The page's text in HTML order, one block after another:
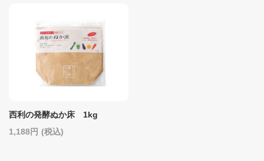
西利の発酵ぬか床 1kg
1,188
(税込)